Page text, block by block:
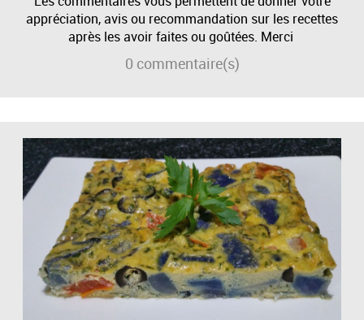
appréciation, avis ou recommandation sur les recettes
après les avoir faites ou goûtées. Merci
0 commentaire(s)